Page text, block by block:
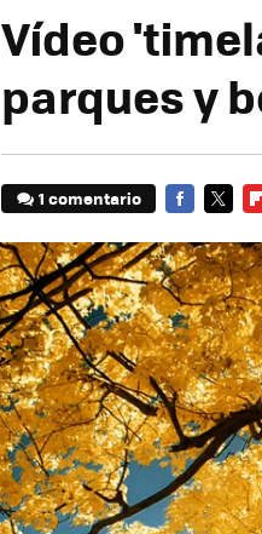
Vídeo
parques y
1 comentario